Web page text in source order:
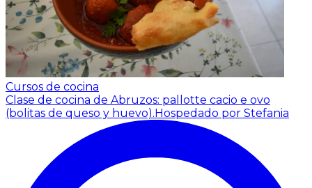
Cursos de cocina
Clase de cocina de Abruzos: pallotte cacio e ovo
(bolitas de queso y huevo). Hospedado por Stefania